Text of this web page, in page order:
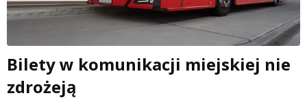
Bilety w komunikacji miejskiej nie
zdrożeją